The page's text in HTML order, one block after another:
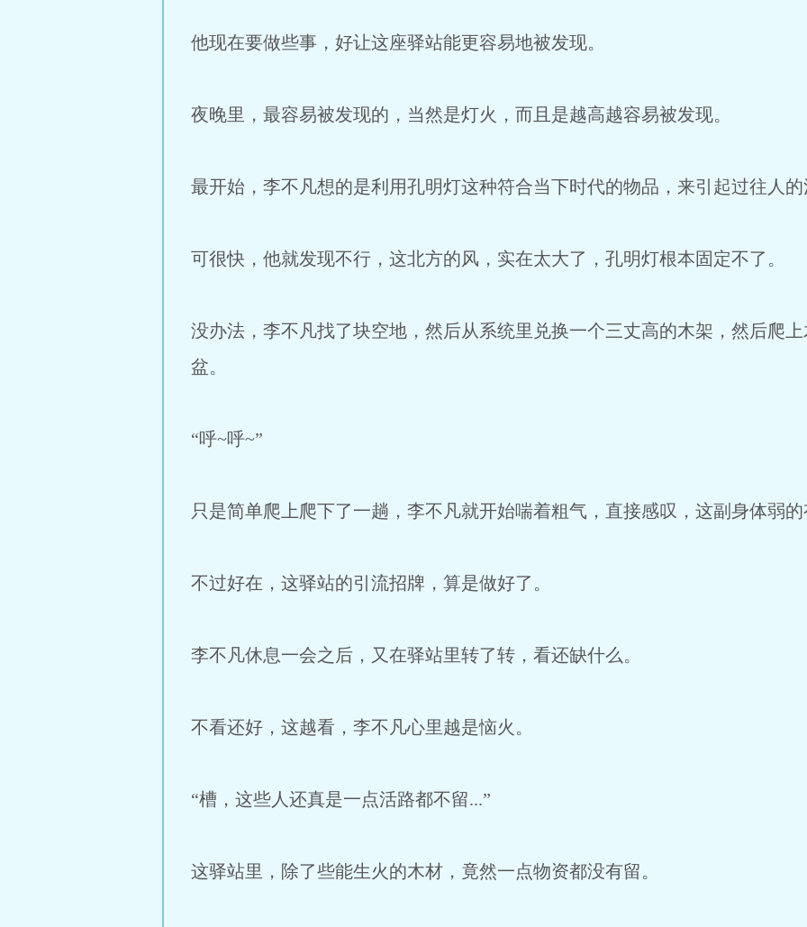
他现在要做些事，好让这座驿站能更容易地被发现。
夜晚里，最容易被发现的，当然是灯火，而且是越高越容易被发现。
最开始，李不凡想的是利用孔明灯这种符合当下时代的物品，来引起过往人
可很快，他就发现不行，这北方的风，实在太大了，孔明灯根本固定不了。
没办法，李不凡找了块空地，然后从系统里兑换一个三丈高的木架，然后爬
盆。
“呼~呼~”
只是简单爬上爬下了一趟，李不凡就开始喘着粗气，直接感叹，这副身体弱
不过好在，这驿站的引流招牌，算是做好了。
李不凡休息一会之后，又在驿站里转了转，看还缺什么。
不看还好，这越看，李不凡心里越是恼火。
“槽，这些人还真是一点活路都不留...”
这驿站里，除了些能生火的木材，竟然一点物资都没有留。